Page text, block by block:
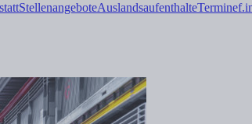
StellenangeboteAuslandsaufenthalteTermine